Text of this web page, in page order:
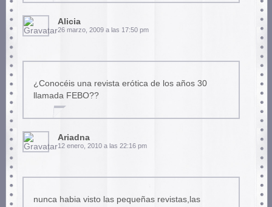
Alicia
26 marzo, 2009 a las 17:50 pm
¿Conocéis una revista erótica de los años 30
llamada FEBO??
Ariadna
12 enero, 2010 a las 22:16 pm
nunca habia visto las pequeñas revistas,las